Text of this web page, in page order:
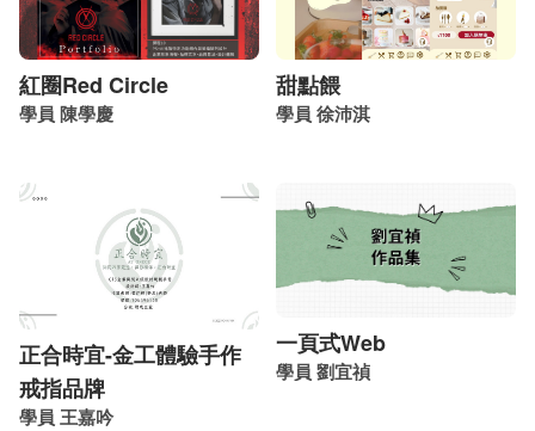
紅圈Red Circle
學員 陳學慶
甜點餵
學員 徐沛淇
正合時宜-金工體驗手作
戒指品牌
學員 王嘉吟
一頁式Web
學員 劉宜禎